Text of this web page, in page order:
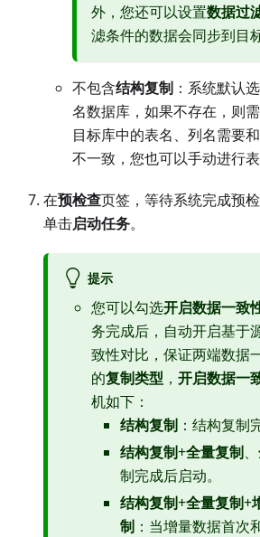
外，您还可以设置数据过
滤条件的数据会同步到目
不包含结构复制 ：系统默认
名数据库，如果不存在，则
目标库中的表名、列名需要
不一致，您也可以手动进行表
在预检查页签，等待系统完成预
单击启动任务。
提示
您可以勾选开启数据一致
务完成后，自动开启基于
致性对比，保证两端数据
的复制类型 ， 开启数据一
机如下：
结构复制 ：结构复制
结构复制+全量复制、
制完成后启动。
结构复制+全量复制+
制 ：当增量数据首次